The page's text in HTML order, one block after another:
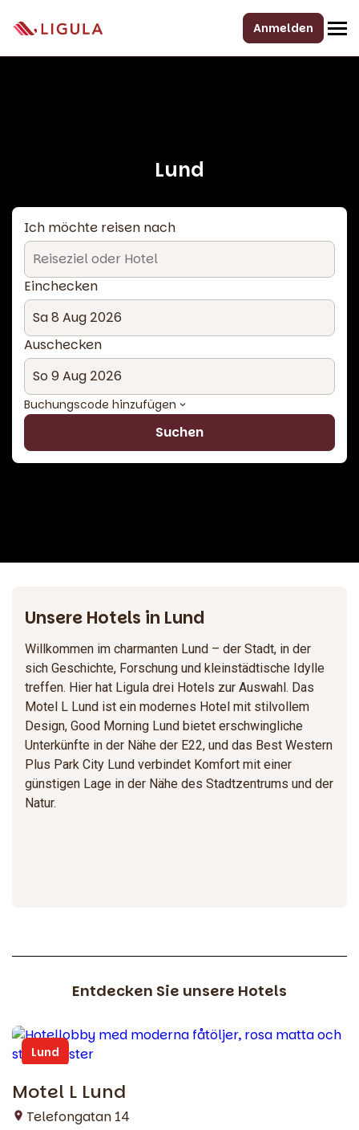
Anmelden
Lund
Ich möchte reisen nach
Einchecken
Auschecken
Suchen
Buchungscode hinzufügen
Unsere Hotels in Lund
Willkommen im charmanten Lund – der Stadt, in der
sich Geschichte, Forschung und kleinstädtische Idylle
treffen. Hier hat Ligula drei Hotels zur Auswahl. Das
Motel L Lund ist ein modernes Hotel mit stilvollem
Design, Good Morning Lund bietet erschwingliche
Unterkünfte in der Nähe der E22, und das Best Western
Plus Park City Lund verbindet Komfort mit einer
günstigen Lage in der Nähe des Stadtzentrums und der
Natur.
Entdecken Sie unsere Hotels
Lund
Motel L Lund
Telefongatan 14